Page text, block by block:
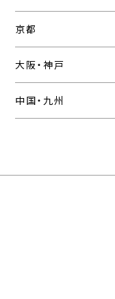
京都
大阪・神戸
中国・九州